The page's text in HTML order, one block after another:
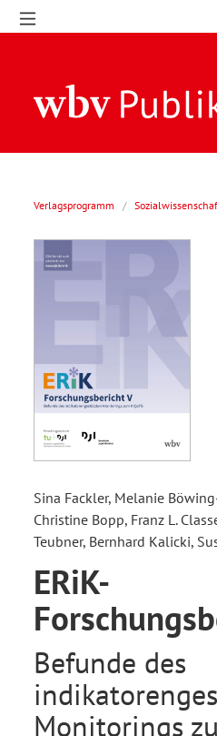
Verlagsprogramm /
Sina Fackler, Melanie
Christine Bopp, Franz L.
Teubner, Bernhard Kalicki,
ERiK-
Befunde des
Monitorings